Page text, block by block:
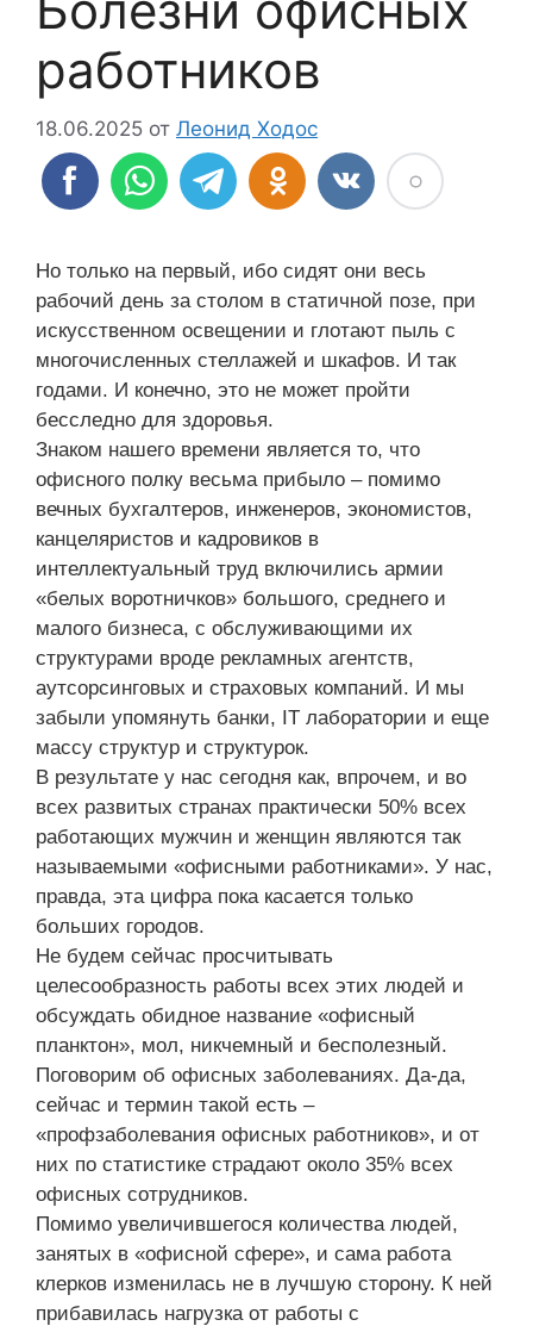
работников
18.06.2025 от Леонид Ходос
Но только на первый, ибо сидят они весь
рабочий день за столом в статичной позе, при
искусственном освещении и глотают пыль с
многочисленных стеллажей и шкафов. И так
годами. И конечно, это не может пройти
бесследно для здоровья.
Знаком нашего времени является то, что
офисного полку весьма прибыло – помимо
вечных бухгалтеров, инженеров, экономистов,
канцеляристов и кадровиков в
интеллектуальный труд включились армии
«белых воротничков» большого, среднего и
малого бизнеса, с обслуживающими их
структурами вроде рекламных агентств,
аутсорсинговых и страховых компаний. И мы
забыли упомянуть банки, IT лаборатории и еще
массу структур и структурок.
В результате у нас сегодня как, впрочем, и во
всех развитых странах практически 50% всех
работающих мужчин и женщин являются так
называемыми «офисными работниками». У нас,
правда, эта цифра пока касается только
больших городов.
Не будем сейчас просчитывать
целесообразность работы всех этих людей и
обсуждать обидное название «офисный
планктон», мол, никчемный и бесполезный.
Поговорим об офисных заболеваниях. Да-да,
сейчас и термин такой есть –
«профзаболевания офисных работников», и от
них по статистике страдают около 35% всех
офисных сотрудников.
Помимо увеличившегося количества людей,
занятых в «офисной сфере», и сама работа
клерков изменилась не в лучшую сторону. К ней
прибавилась нагрузка от работы с